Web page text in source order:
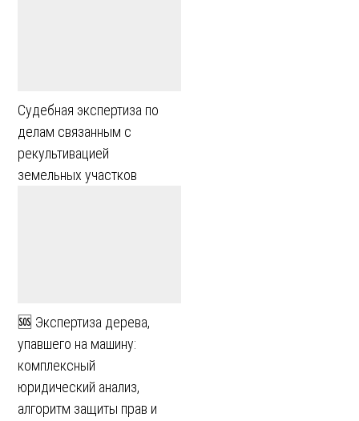
Судебная экспертиза по
делам связанным с
рекультивацией
земельных участков
🆘 Экспертиза дерева,
упавшего на машину:
комплексный
юридический анализ,
алгоритм защиты прав и